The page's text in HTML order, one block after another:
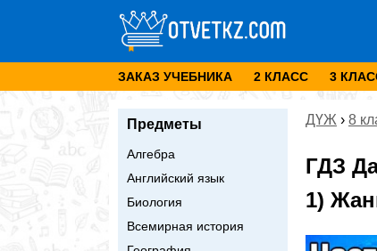
ЗАКАЗ УЧЕБНИКА 2 КЛАСС 3
Предметы
Алгебра
Английский язык
Биология
Всемирная история
ДҮЖ › 8
ГДЗ
1)